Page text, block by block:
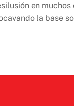
en
la base